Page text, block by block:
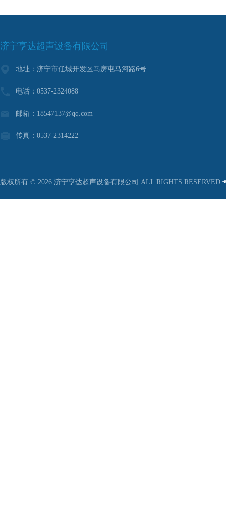
济宁亨达超声设备有限公司
地址：济宁市任城开发区马房屯马河路6号
电话：0537-2324088
邮箱：18547137@qq.com
传真：0537-2314222
版权所有 © 2026 济宁亨达超声设备有限公司 ALL RIGHTS RESERVED